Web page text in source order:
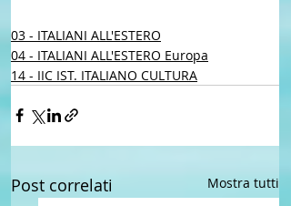
03 - ITALIANI ALL'ESTERO
04 - ITALIANI ALL'ESTERO Europa
14 - IIC IST. ITALIANO CULTURA
Post correlati Mostra tutti